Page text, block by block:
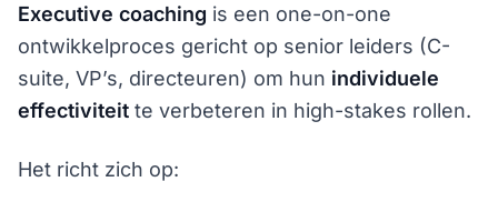
Executive coaching is een one-on-one
ontwikkelproces gericht op senior leiders (C-
suite, VP’s, directeuren) om hun individuele
effectiviteit te verbeteren in high-stakes rollen.
Het richt zich op: